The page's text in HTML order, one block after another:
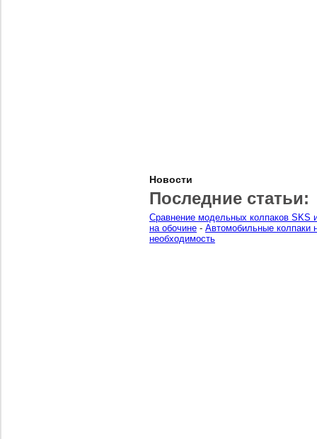
Новости
Последние статьи:
Сравнение модельных колпаков SKS
на обочине - Автомобильные колпаки
необходимость